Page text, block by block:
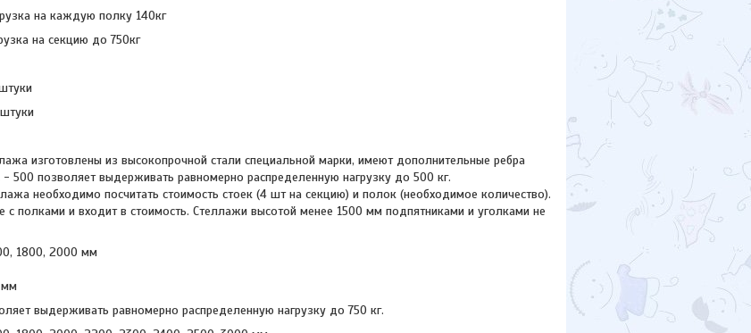
на каждую полку 140кг
на секцию до 750кг
изготовлены из высокопрочной стали специальной марки, имеют дополнительные ребра
500 позволяет выдерживать равномерно распределенную нагрузку до 500 кг.
необходимо посчитать стоимость стоек (4 шт на секцию) и полок (необходимое количество).
с полками и входит в стоимость. Стеллажи высотой менее 1500 мм подпятниками и уголками не
1800, 2000 мм
мм
выдерживать равномерно распределенную нагрузку до 750 кг.